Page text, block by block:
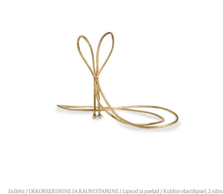
Esileht /DEKOREERIMINE JA KAUNISTAMINE /Lipsud ja paelad / Kuldne elastikpael, 2